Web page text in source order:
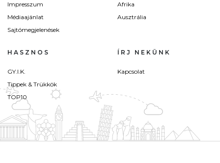
Impresszum
Médiaajánlat
Sajtómegjelenések
Afrika
Ausztrália
HASZNOS
GY.I.K.
Tippek & Trükkök
TOP10
ÍRJ NEKÜNK
Kapcsolat